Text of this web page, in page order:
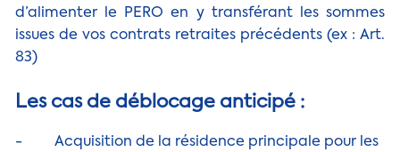
d’alimenter le PERO en y transférant les sommes
issues de vos contrats retraites précédents (ex : Art.
83)
Les cas de déblocage anticipé :
- Acquisition de la résidence principale pour les